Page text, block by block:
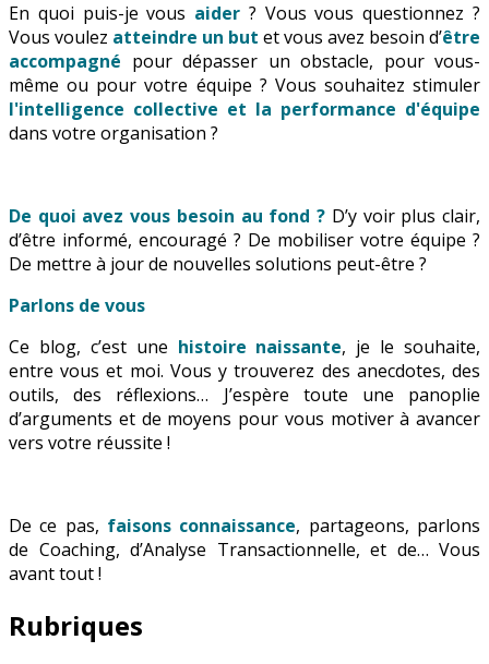
En quoi puis-je vous aider ? Vous vous questionnez ?
Vous voulez atteindre un but et vous avez besoin d’être
accompagné pour dépasser un obstacle, pour vous-
même ou pour votre équipe ? Vous souhaitez stimuler
l'intelligence collective et la performance d'équipe
dans votre organisation ?
De quoi avez vous besoin au fond ? D’y voir plus clair,
d’être informé, encouragé ? De mobiliser votre équipe ?
De mettre à jour de nouvelles solutions peut-être ?
Parlons de vous
Ce blog, c’est une histoire naissante, je le souhaite,
entre vous et moi. Vous y trouverez des anecdotes, des
outils, des réflexions… J’espère toute une panoplie
d’arguments et de moyens pour vous motiver à avancer
vers votre réussite !
De ce pas, faisons connaissance, partageons, parlons
de Coaching, d’Analyse Transactionnelle, et de… Vous
avant tout !
Rubriques